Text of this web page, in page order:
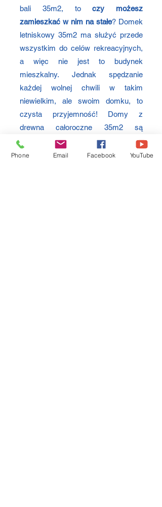
bali 35m2, toczy możesz
zamieszkać w nim na stałe? Domek
letniskowy 35m2 ma służyć przede
wszystkim do celów rekreacyjnych,
a więc nie jest to budynek
mieszkalny. Jednak spędzanie
każdej wolnej chwili w takim
niewielkim, ale swoim domku, to
czysta przyjemność! Domy z
drewna całoroczne 35m2 są
ocieplone, w związku z tym
możesz
w nich przebywać zarówno wiosną i
Phone Email Facebook YouTube